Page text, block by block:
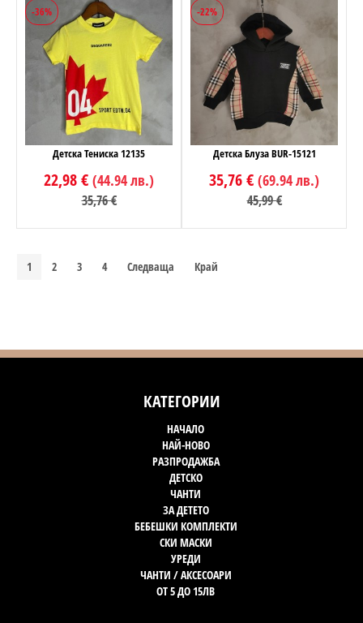
-36%
Детска Тениска 12135
22,98 € (44.94 лв.)
35,76 €
-22%
Детска Блуза BUR-15121
35,76 € (69.94 лв.)
45,99 €
1 2 3 4 Следваща Край
КАТЕГОРИИ
НАЧАЛО
НАЙ-НОВО
РАЗПРОДАЖБА
ДЕТСКО
ЧАНТИ
ЗА ДЕТЕТО
БЕБЕШКИ КОМПЛЕКТИ
СКИ МАСКИ
УРЕДИ
ЧАНТИ / АКСЕСОАРИ
ОТ 5 ДО 15ЛВ